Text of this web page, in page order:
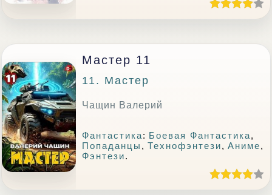
Мастер 11
11. Мастер
Чащин Валерий
Фантастика: Боевая Фантастика,
Попаданцы ,Технофэнтези,Аниме,
Фэнтези.